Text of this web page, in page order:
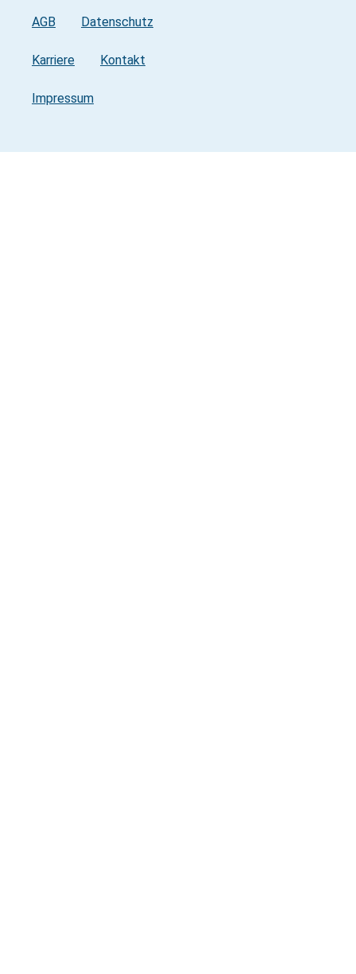
AGB Datenschutz
Karriere Kontakt
Impressum